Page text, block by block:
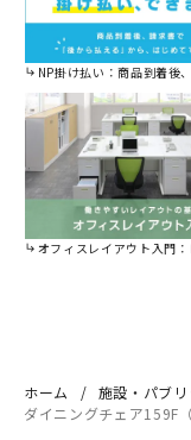
NP掛け払い：商品到着後、請求書で後
オフィスレイアウト入門：レイアウトの
ホーム 施設・パブ
ダイニングチェア159F